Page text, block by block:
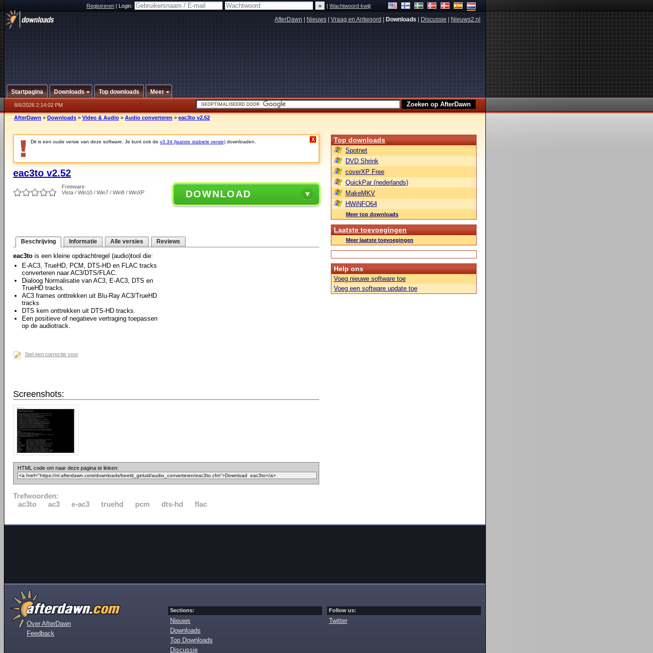
Registreren|Login: |Wachtwoord kwijt
AfterDawn Nieuws Vraag en Antwoord Downloads Discussie Nieuws2.nl
Startpagina Downloads Top downloads Meer
8/6/2026 2:14:02 PM
AfterDawn > Downloads > Video & Audio > Audio converteren > eac3to v2.52
Dit is een oude versie van deze software. Je kunt ook de v3.34 (laatste stabiele versie) downloaden. X
eac3to v2.52
Freeware
Vista / Win10 / Win7 / Win8 / WinXP
DOWNLOAD
Beschrijving Informatie Alle versies Reviews
eac3to is een kleine opdrachtregel (audio)tool die:
E-AC3, TrueHD, PCM, DTS-HD en FLAC tracks
converteren naar AC3/DTS/FLAC.
Dialoog Normalisatie van AC3, E-AC3, DTS en
TrueHD tracks.
AC3 frames onttrekken uit Blu-Ray AC3/TrueHD
tracks
DTS kern onttrekken uit DTS-HD tracks.
Een positieve of negatieve vertraging toepassen
op de audiotrack.
Stel een correctie voor
Screenshots:
HTML code om naar deze pagina te linken:
Trefwoorden:
ac3to
ac3 e-ac3 truehd pcm dts-hd flac
Top downloads
Spotnet
DVD Shrink
coverXP Free
QuickPar (nederlands)
MakeMKV
HWiNFO64
Meer top downloads
Laatste toevoegingen
Meer laatste toevoegingen
Help ons
Voeg nieuwe software toe
Voeg een software update toe
Over AfterDawn
Feedback
Sections:
Nieuws
Downloads
Top Downloads
Discussie
Follow us:
Twitter